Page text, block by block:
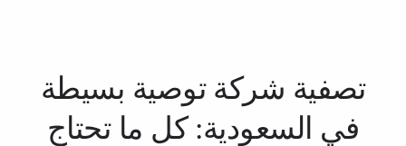
تصفية شركة توصية بسيطة
في السعودية: كل ما تحتاج